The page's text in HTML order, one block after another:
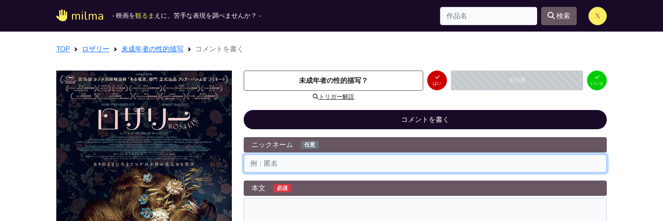
milma - 映画を観るま えに、苦手な表現を調べませんか？ - 検索 𝕏
TOP ロザリー 未成年者の性的描写 コメントを書く
未成年者の性的描写？
トリガー解説
はい 未投票
いいえ
（ 0件）
いいえ
コメントを書く
ニックネーム 任意
本文 必須